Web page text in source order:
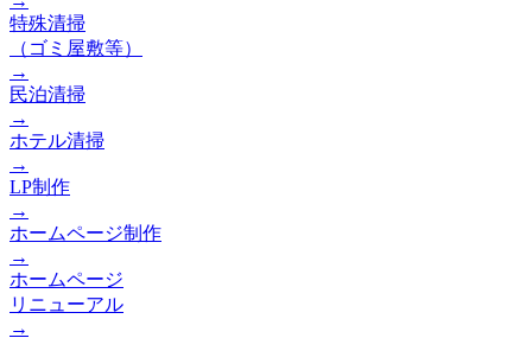
特殊清掃
（ゴミ屋敷等）
→
民泊清掃
→
ホテル清掃
→
LP制作
→
ホームページ制作
→
ホームページ
リニューアル
→